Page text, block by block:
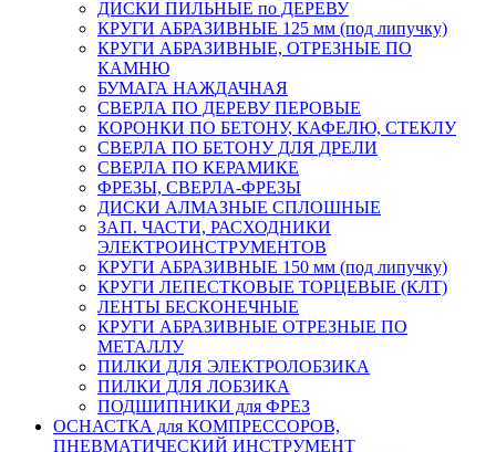
ДИСКИ ПИЛЬНЫЕ по ДЕРЕВУ
КРУГИ АБРАЗИВНЫЕ 125 мм (под липучку)
КРУГИ АБРАЗИВНЫЕ, ОТРЕЗНЫЕ ПО
КАМНЮ
БУМАГА НАЖДАЧНАЯ
СВЕРЛА ПО ДЕРЕВУ ПЕРОВЫЕ
КОРОНКИ ПО БЕТОНУ, КАФЕЛЮ, СТЕКЛУ
СВЕРЛА ПО БЕТОНУ ДЛЯ ДРЕЛИ
СВЕРЛА ПО КЕРАМИКЕ
ФРЕЗЫ, СВЕРЛА-ФРЕЗЫ
ДИСКИ АЛМАЗНЫЕ СПЛОШНЫЕ
ЗАП. ЧАСТИ, РАСХОДНИКИ
ЭЛЕКТРОИНСТРУМЕНТОВ
КРУГИ АБРАЗИВНЫЕ 150 мм (под липучку)
КРУГИ ЛЕПЕСТКОВЫЕ ТОРЦЕВЫЕ (КЛТ)
ЛЕНТЫ БЕСКОНЕЧНЫЕ
КРУГИ АБРАЗИВНЫЕ ОТРЕЗНЫЕ ПО
МЕТАЛЛУ
ПИЛКИ ДЛЯ ЭЛЕКТРОЛОБЗИКА
ПИЛКИ ДЛЯ ЛОБЗИКА
ПОДШИПНИКИ для ФРЕЗ
ОСНАСТКА для КОМПРЕССОРОВ,
ПНЕВМАТИЧЕСКИЙ ИНСТРУМЕНТ